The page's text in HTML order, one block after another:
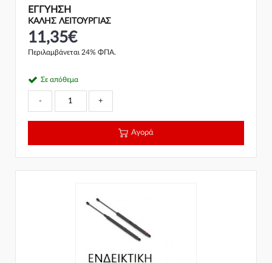
ΕΓΓΎΗΣΗ
ΚΑΛΗΣ ΛΕΙΤΟΥΡΓΙΑΣ
11,35€
Περιλαμβάνεται 24% ΦΠΑ.
Σε απόθεμα
- +
Αγορά